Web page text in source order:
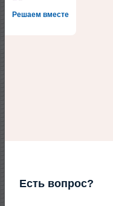
Решаем вместе
Есть вопрос?